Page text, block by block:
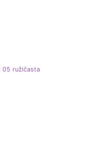
05 ružičasta